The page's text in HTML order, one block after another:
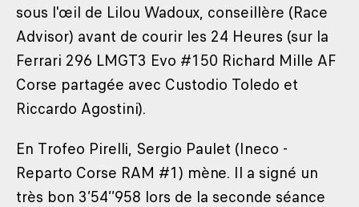
sous l'œil de Lilou Wadoux, conseillère (Race
Advisor) avant de courir les 24 Heures (sur la
Ferrari 296 LMGT3 Evo #150 Richard Mille AF
Corse partagée avec Custodio Toledo et
Riccardo Agostini).
En Trofeo Pirelli, Sergio Paulet (Ineco -
Reparto Corse RAM #1) mène. Il a signé un
très bon 3’54’’958 lors de la seconde séance